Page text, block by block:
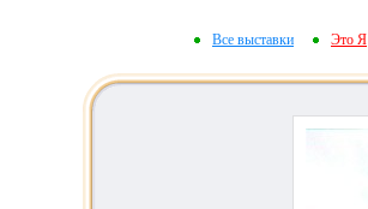
Все выставки Это Я